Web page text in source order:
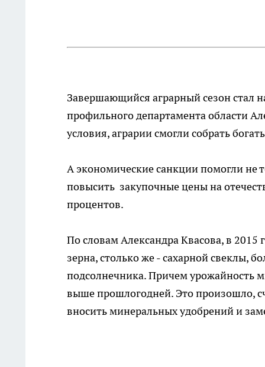
Завершающийся аграрный сезон стал
профильного департамента области
условия, аграрии смогли собрать
А экономические санкции помогли не
повысить закупочные цены на
процентов.
По словам Александра Квасова, в 2015
зерна, столько же - сахарной свеклы,
подсолнечника. Причем урожайность
выше прошлогодней. Это произошло,
вносить минеральных удобрений и